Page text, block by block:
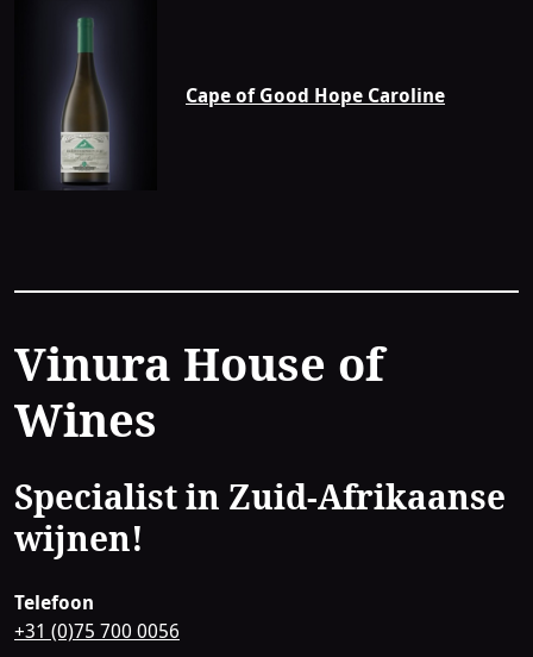
Cape of Good Hope Caroline
Contact
Vinura House of
Wines
Specialist in Zuid-Afrikaanse
wijnen!
Telefoon
+31 (0)75 700 0056